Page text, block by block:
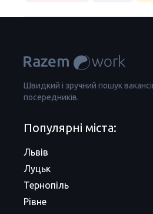
Швидкий і зручний пошук
посередників.
Популярні міста:
Львів
Луцьк
Тернопіль
Рівне